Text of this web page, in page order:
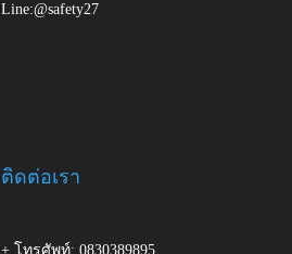
Line:@safety27
ติดต่อเรา
+ โทรศัพท์: 0830389895